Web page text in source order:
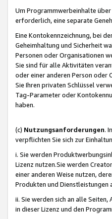
Um Programmwerbeinhalte
erforderlich, eine separate
Eine Kontokennzeichnung, bei
Geheimhaltung und Sicherheit
Personen oder Organisationen
Sie sind für alle Aktivitäten
oder einer anderen Person oder
Sie Ihren privaten Schlüssel
Tag-Parameter oder
haben.
(c) Nutzungsanforderungen.
verpflichten Sie sich zur
i. Sie werden
Lizenz nutzen.Sie werden
einer anderen Weise nutzen,
Produkten und Dienstleistungen
ii. Sie werden sich an alle
in dieser Lizenz und den